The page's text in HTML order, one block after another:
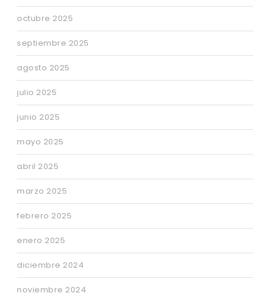
octubre 2025
septiembre 2025
agosto 2025
julio 2025
junio 2025
mayo 2025
abril 2025
marzo 2025
febrero 2025
enero 2025
diciembre 2024
noviembre 2024